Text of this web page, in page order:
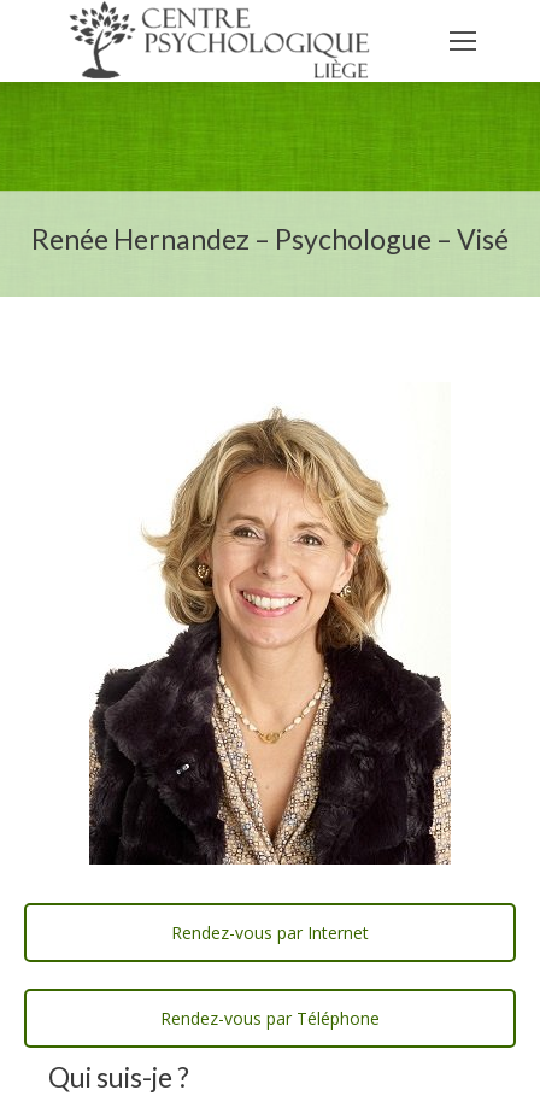
Renée Hernandez – Psychologue – Visé
Qui suis-je ?
Rendez-vous par Internet
Rendez-vous par Téléphone